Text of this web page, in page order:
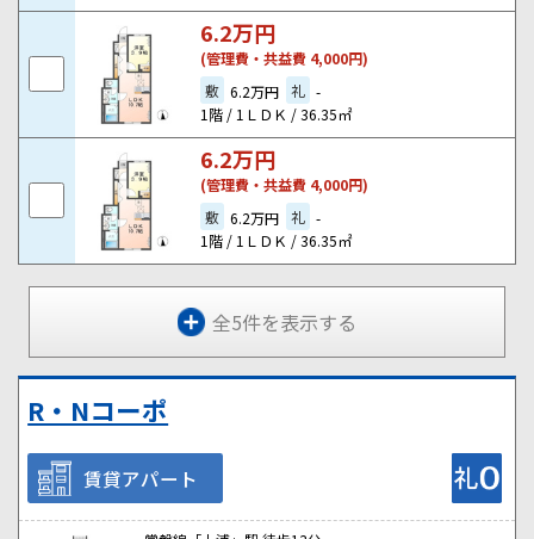
6.2万円
(管理費・共益費 4,000円)
敷 6.2万円 礼 -
1階 / 1ＬＤＫ / 36.35㎡
6.2万円
(管理費・共益費 4,000円)
敷 6.2万円 礼 -
1階 / 1ＬＤＫ / 36.35㎡
全5件を表示する
R・Nコーポ
賃貸アパート